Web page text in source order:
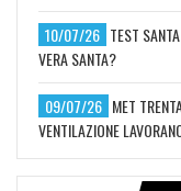
10/07/26 TEST
VERA SANTA?
09/07/26 MET
VENTILAZIONE